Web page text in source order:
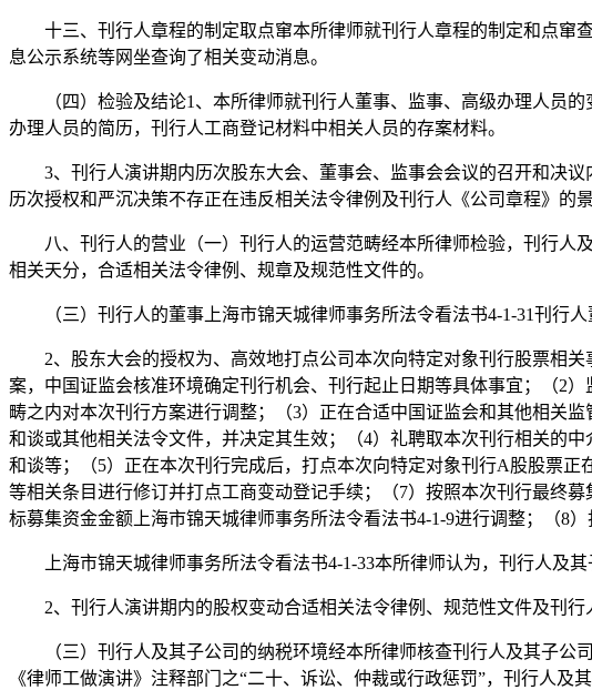
十三、刊行人章程的制定取点窜本所律师就刊行人章程的制定和点窜
息公示系统等网坐查询了相关变动消息。
（四）检验及结论1、本所律师就刊行人董事、监事、高级办理人员的
办理人员的简历，刊行人工商登记材料中相关人员的存案材料。
3、刊行人演讲期内历次股东大会、董事会、监事会会议的召开和决议
历次授权和严沉决策不存正在违反相关法令律例及刊行人《公司章程》的
八、刊行人的营业（一）刊行人的运营范畴经本所律师检验，刊行人
相关天分，合适相关法令律例、规章及规范性文件的。
（三）刊行人的董事上海市锦天城律师事务所法令看法书4-1-31刊行人
2、股东大会的授权为、高效地打点公司本次向特定对象刊行股票相关
案，中国证监会核准环境确定刊行机会、刊行起止日期等具体事宜；（2
畴之内对本次刊行方案进行调整；（3）正在合适中国证监会和其他相关
和谈或其他相关法令文件，并决定其生效；（4）礼聘取本次刊行相关的
和谈等；（5）正在本次刊行完成后，打点本次向特定对象刊行A股股票
等相关条目进行修订并打点工商变动登记手续；（7）按照本次刊行最终
标募集资金金额上海市锦天城律师事务所法令看法书4-1-9进行调整；（8
上海市锦天城律师事务所法令看法书4-1-33本所律师认为，刊行人及其
2、刊行人演讲期内的股权变动合适相关法令律例、规范性文件及刊行
（三）刊行人及其子公司的纳税环境经本所律师核查刊行人及其子公
《律师工做演讲》注释部门之“二十、诉讼、仲裁或行政惩罚”，刊行人